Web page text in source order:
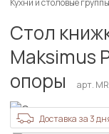
Кухни и столовые группы
Стол
Maksimus
опоры
арт.
Доставка за 3